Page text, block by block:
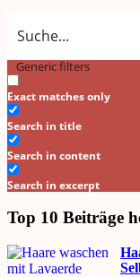
Generic filters
Exact matches only
Search in title
Search in content
Search in excerpt
Top 10 Beiträge